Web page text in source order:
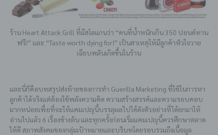
ร้าน Heart Attack Grill ที่มีสโลแกนว่า “คนที่น้ำหนักเกิน 350 ปอนด์ทาน
ฟรี!” และ “Taste worth dying for!” เป็นสาเหตุให้มีลูกค้าหัวใจวาย
เฉียบพลันเกิดขึ้นในร้าน
และนี่ก็คือบทสรุปส่งท้ายของการทำ Guerilla Marketing ที่ใช้ในการหา
ลูกค้าได้จริงแต่ต้องใช้พลังความคิด ความสร้างสรรค์และความรอบคอบ
มากหน่อยเพื่อที่จะให้แคมเปญนี้บรรลุผลไปได้ดังตัวอย่างที่ได้ยกมาให้
อ่านไปแล้ว 6 เรื่องข้างต้น และทุกครั้งก่อนเริ่มแคมเปญนี้ควรศึกษาตลาด
ให้ดี สภาพสังคมของกลุ่มเป้าหมายและบริบทโดยรอบรวมถึงเนื้อมูล